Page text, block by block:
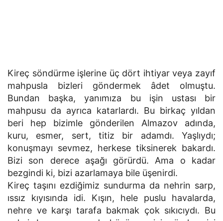
Kireç söndürme işlerine üç dört ihtiyar veya zayıf
mahpusla bizleri göndermek âdet olmuştu.
Bundan başka, yanımıza bu işin ustası bir
mahpusu da ayrıca katarlardı. Bu birkaç yıldan
beri hep bizimle gönderilen Almazov adında,
kuru, esmer, sert, titiz bir adamdı. Yaşlıydı;
konuşmayı sevmez, herkese tiksinerek bakardı.
Bizi son derece aşağı görürdü. Ama o kadar
bezgindi ki, bizi azarlamaya bile üşenirdi.
Kireç taşını ezdiğimiz sundurma da nehrin sarp,
ıssız kıyısında idi. Kışın, hele puslu havalarda,
nehre ve karşı tarafa bakmak çok sıkıcıydı. Bu